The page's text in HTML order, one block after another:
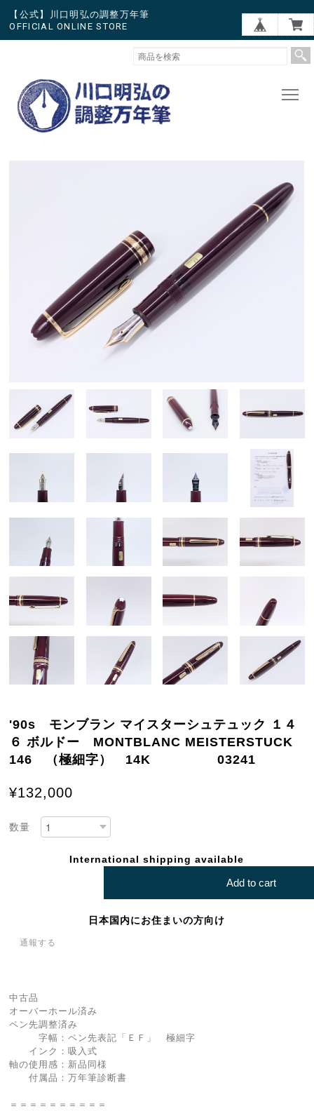
【公式】川口明弘の調整万年筆
OFFICIAL ONLINE STORE
'90s モンブラン マイスターシュテュック １４
６ ボルドー MONTBLANC MEISTERSTUCK
146 （極細字） 14K 03241
¥132,000
数量
International shipping available
Add to cart
日本国内にお住まいの方向け
通報する
中古品
オーバーホール済み
ペン先調整済み
字幅：ペン先表記「ＥＦ」 極細字
インク：吸入式
軸の使用感：新品同様
付属品：万年筆診断書
＝＝＝＝＝＝＝＝＝＝